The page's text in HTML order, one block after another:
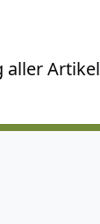
aller Artikel